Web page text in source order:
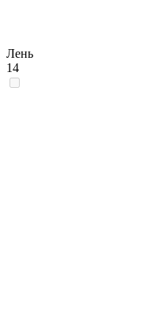
Лень
14